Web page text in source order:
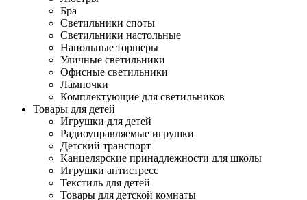
Бра
Светильники споты
Светильники настольные
Напольные торшеры
Уличные светильники
Офисные светильники
Лампочки
Комплектующие для светильников
Товары для детей
Игрушки для детей
Радиоуправляемые игрушки
Детский транспорт
Канцелярские принадлежности для школы
Игрушки антистресс
Текстиль для детей
Товары для детской комнаты